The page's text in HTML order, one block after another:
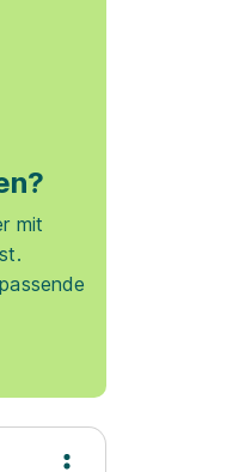
mit